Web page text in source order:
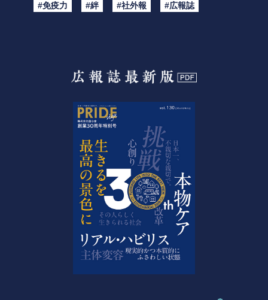
#免疫力 #絆 #社外報 #広報誌